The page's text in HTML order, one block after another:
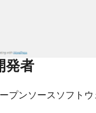
発者
プンソースソフト